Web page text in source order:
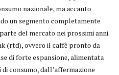
nazionale, ma accanto
un segmento completamente
del mercato nei prossimi anni.
(rtd), ovvero il caffè pronto da
di forte espansione, alimentata
consumo, dall’affermazione